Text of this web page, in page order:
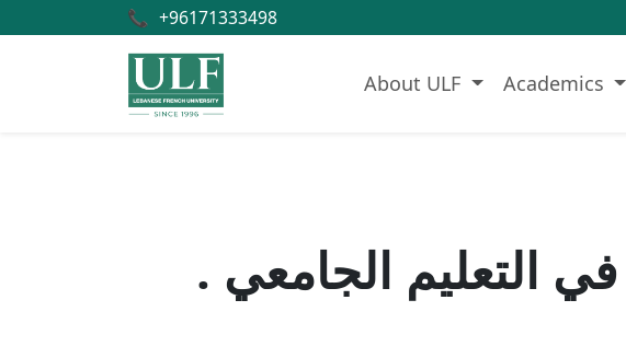
📞 +96171333498
About ULF Academics
التعليم الجامعي .